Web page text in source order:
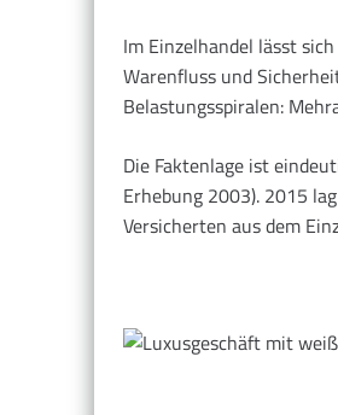
Im Einzelhandel lässt
Warenfluss und
Belastungsspiralen:
Die Faktenlage ist
Erhebung 2003). 2015
Versicherten aus dem